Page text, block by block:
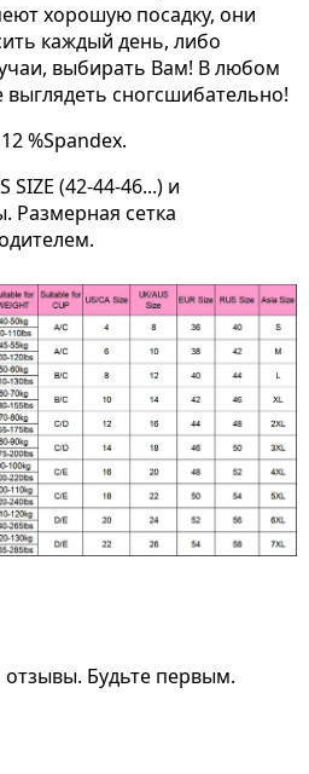
хорошую посадку, они
каждый день, либо
выбирать Вам! В любом
выглядеть сногсшибательно!
%Spandex.
SIZE (42-44-46...) и
Размерная сетка
Будьте первым.